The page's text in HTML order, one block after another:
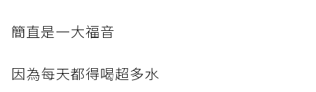
簡直是一大福音
因為每天都得喝超多水